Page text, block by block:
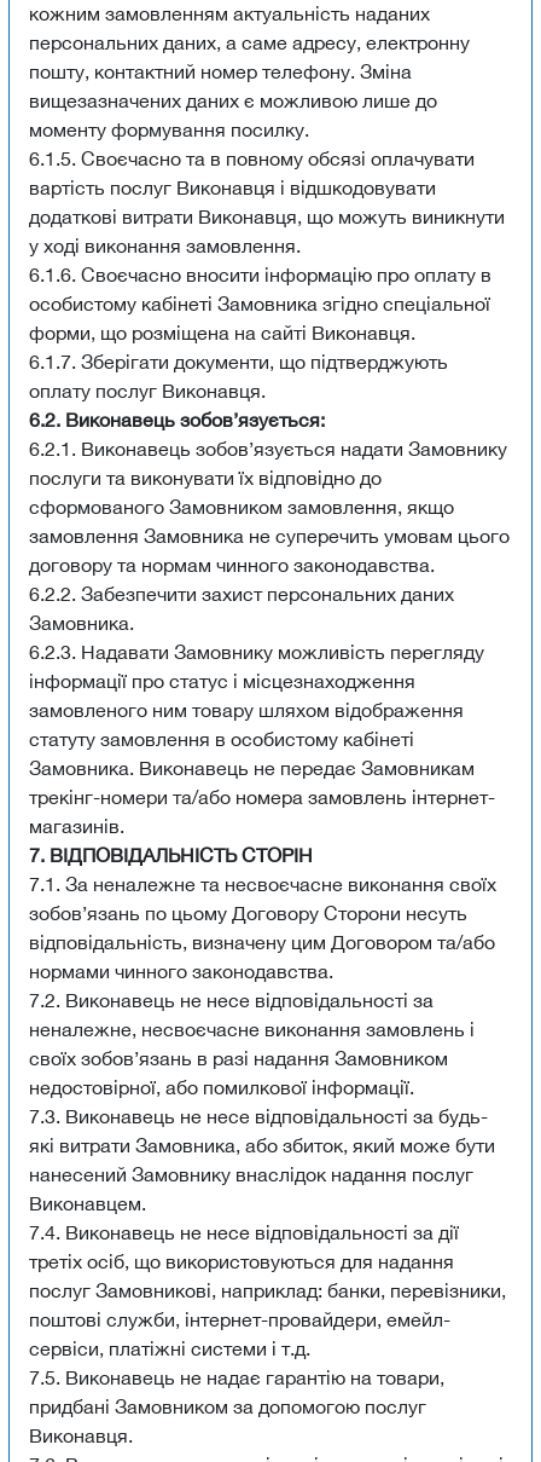
кожним замовленням актуальність наданих
персональних даних, а саме адресу, електронну
пошту, контактний номер телефону. Зміна
вищезазначених даних є можливою лише до
моменту формування посилку.
6.1.5. Своєчасно та в повному обсязі оплачувати
вартість послуг Виконавця і відшкодовувати
додаткові витрати Виконавця, що можуть виникнути
у ході виконання замовлення.
6.1.6. Своєчасно вносити інформацію про оплату в
особистому кабінеті Замовника згідно спеціальної
форми, що розміщена на сайті Виконавця.
6.1.7. Зберігати документи, що підтверджують
оплату послуг Виконавця.
6.2. Виконавець зобов’язується:
6.2.1. Виконавець зобов’язується надати Замовнику
послуги та виконувати їх відповідно до
сформованого Замовником замовлення, якщо
замовлення Замовника не суперечить умовам цього
договору та нормам чинного законодавства.
6.2.2. Забезпечити захист персональних даних
Замовника.
6.2.3. Надавати Замовнику можливість перегляду
інформації про статус і місцезнаходження
замовленого ним товару шляхом відображення
статуту замовлення в особистому кабінеті
Замовника. Виконавець не передає Замовникам
трекінг-номери та/або номера замовлень інтернет-
магазинів.
7. ВІДПОВІДАЛЬНІСТЬ СТОРІН
7.1. За неналежне та несвоєчасне виконання своїх
зобов’язань по цьому Договору Сторони несуть
відповідальність, визначену цим Договором та/або
нормами чинного законодавства.
7.2. Виконавець не несе відповідальності за
неналежне, несвоєчасне виконання замовлень і
своїх зобов’язань в разі надання Замовником
недостовірної, або помилкової інформації.
7.3. Виконавець не несе відповідальності за будь-
які витрати Замовника, або збиток, який може бути
нанесений Замовнику внаслідок надання послуг
Виконавцем.
7.4. Виконавець не несе відповідальності за дії
третіх осіб, що використовуються для надання
послуг Замовникові, наприклад: банки, перевізники,
поштові служби, інтернет-провайдери, емейл-
сервіси, платіжні системи і т.д.
7.5. Виконавець не надає гарантію на товари,
придбані Замовником за допомогою послуг
Виконавця.